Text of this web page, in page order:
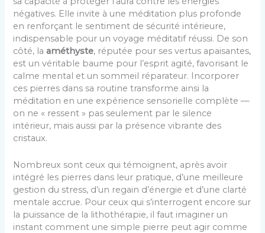
négatives. Elle invite à une méditation plus profonde
en renforçant le sentiment de sécurité intérieure,
indispensable pour un voyage méditatif réussi. De son
côté, laaméthyste, réputée pour ses vertus apaisantes,
est un véritable baume pour l’esprit agité, favorisant le
calme mental et un sommeil réparateur. Incorporer
ces pierres dans sa routine transforme ainsi la
méditation en une expérience sensorielle complète —
on ne « ressent » pas seulement par le silence
intérieur, mais aussi par la présence vibrante des
cristaux.
Nombreux sont ceux qui témoignent, après avoir
intégré les pierres dans leur pratique, d’une meilleure
gestion du stress, d’un regain d’énergie et d’une clarté
mentale accrue. Pour ceux qui s’interrogent encore sur
la puissance de la lithothérapie, il faut imaginer un
instant comment une simple pierre peut agir comme